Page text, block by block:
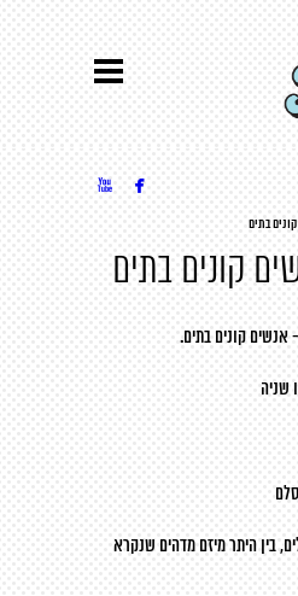


בתים
קונים בתים
אנשים קונים בתים.
שניה
בין היתר מיזם מדהים שנקרא